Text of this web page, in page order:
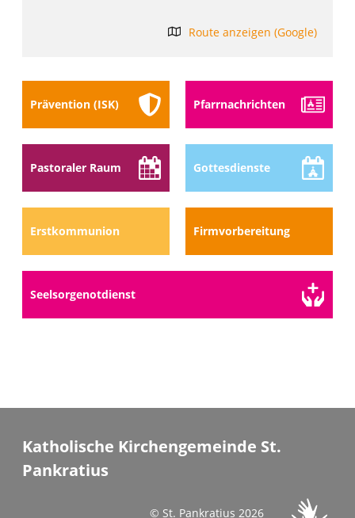
Route anzeigen (Google)
Prävention (ISK) Pfarr­nach­richten
Pastoraler Raum Gottes­dienste
Erstkommunion Firmvorbereitung
Seelsorge­notdienst
Katholische Kirchengemeinde St.
Pankratius
© St. Pankratius 2026